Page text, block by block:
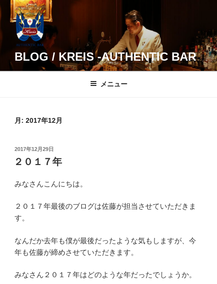
コ
BLOG / KREIS -AUTHENTIC BAR
メニュー
月: 2017年12月
投
稿
日:
2017年12月29日
２０１７年
みなさんこんにちは。
２０１７年最後のブログは佐藤が担当させていただきま
す。
なんだか去年も僕が最後だったような気もしますが、今
年も佐藤が締めさせていただきます。
みなさん２０１７年はどのような年だったでしょうか。